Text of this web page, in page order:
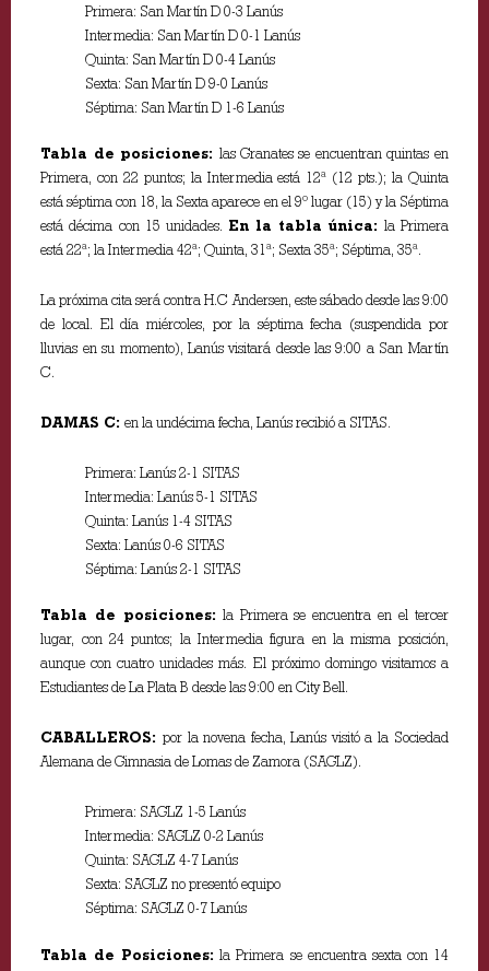
Primera: San Martín D 0-3 Lanús
Intermedia: San Martín D 0-1 Lanús
Quinta: San Martín D 0-4 Lanús
Sexta: San Martín D 9-0 Lanús
Séptima: San Martín D 1-6 Lanús
Tabla de posiciones: las Granates se encuentran quintas en
Primera, con 22 puntos; la Intermedia está 12ª (12 pts.); la Quinta
está séptima con 18, la Sexta aparece en el 9º lugar (15) y la Séptima
está décima con 15 unidades. En la tabla única: la Primera
está 22ª; la Intermedia 42ª; Quinta, 31ª; Sexta 35ª; Séptima, 35ª.
La próxima cita será contra H.C Andersen, este sábado desde las 9:00
de local. El día miércoles, por la séptima fecha (suspendida por
lluvias en su momento), Lanús visitará desde las 9:00 a San Martín
C.
DAMAS C:en la undécima fecha, Lanús recibió a SITAS.
Primera: Lanús 2-1 SITAS
Intermedia: Lanús 5-1 SITAS
Quinta: Lanús 1-4 SITAS
Sexta: Lanús 0-6 SITAS
Séptima: Lanús 2-1 SITAS
Tabla de posiciones: la Primera se encuentra en el tercer
lugar, con 24 puntos; la Intermedia figura en la misma posición,
aunque con cuatro unidades más. El próximo domingo visitamos a
Estudiantes de La Plata B desde las 9:00 en City Bell.
CABALLEROS: por la novena fecha, Lanús visitó a la Sociedad
Alemana de Gimnasia de Lomas de Zamora (SAGLZ).
Primera: SAGLZ 1-5 Lanús
Intermedia: SAGLZ 0-2 Lanús
Quinta: SAGLZ 4-7 Lanús
Sexta: SAGLZ no presentó equipo
Séptima: SAGLZ 0-7 Lanús
Tabla de Posiciones: la Primera se encuentra sexta con 14